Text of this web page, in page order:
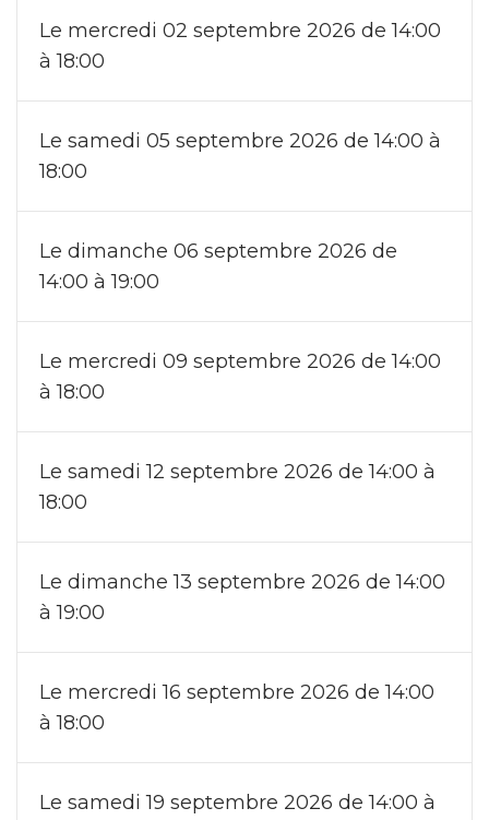
Le mercredi 02 septembre 2026 de 14:00
à 18:00
Le samedi 05 septembre 2026 de 14:00 à
18:00
Le dimanche 06 septembre 2026 de
14:00 à 19:00
Le mercredi 09 septembre 2026 de 14:00
à 18:00
Le samedi 12 septembre 2026 de 14:00 à
18:00
Le dimanche 13 septembre 2026 de 14:00
à 19:00
Le mercredi 16 septembre 2026 de 14:00
à 18:00
Le samedi 19 septembre 2026 de 14:00 à